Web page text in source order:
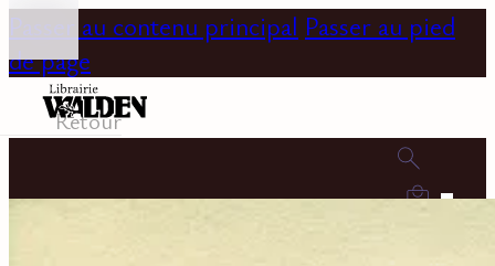
Passer au contenu principal Passer au pied
de page
0
Retour